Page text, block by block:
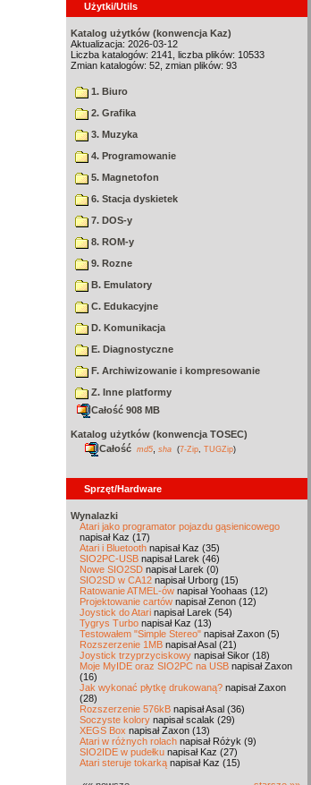
Użytki/Utils
Katalog użytków (konwencja Kaz)
Aktualizacja: 2026-03-12
Liczba katalogów: 2141, liczba plików: 10533
Zmian katalogów: 52, zmian plików: 93
1. Biuro
2. Grafika
3. Muzyka
4. Programowanie
5. Magnetofon
6. Stacja dyskietek
7. DOS-y
8. ROM-y
9. Rozne
B. Emulatory
C. Edukacyjne
D. Komunikacja
E. Diagnostyczne
F. Archiwizowanie i kompresowanie
Z. Inne platformy
Całość 908 MB
Katalog użytków (konwencja TOSEC)
Całość md5 sha (7-Zip TUGZip)
Sprzęt/Hardware
Wynalazki
Atari jako programator pojazdu gąsienicowego
napisał Kaz (17)
Atari i Bluetooth napisał Kaz (35)
SIO2PC-USB napisał Larek (46)
Nowe SIO2SD napisał Larek (0)
SIO2SD w CA12 napisał Urborg (15)
Ratowanie ATMEL-ów napisał Yoohaas (12)
Projektowanie cartów napisał Zenon (12)
Joystick do Atari napisał Larek (54)
Tygrys Turbo napisał Kaz (13)
Testowałem "Simple Stereo" napisał Zaxon (5)
Rozszerzenie 1MB napisał Asal (21)
Joystick trzyprzyciskowy napisał Sikor (18)
Moje MyIDE oraz SIO2PC na USB napisał Zaxon
(16)
Jak wykonać płytkę drukowaną? napisał Zaxon
(28)
Rozszerzenie 576kB napisał Asal (36)
Soczyste kolory napisał scalak (29)
XEGS Box napisał Zaxon (13)
Atari w różnych rolach napisał Różyk (9)
SIO2IDE w pudełku napisał Kaz (27)
Atari steruje tokarką napisał Kaz (15)